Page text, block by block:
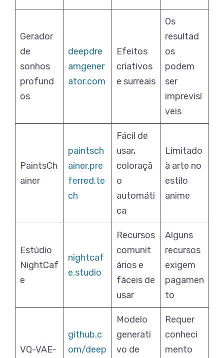
Gerador
de
sonhos
profund
os
deepdre
amgener
ator.com
Efeitos
criativos
e surreais
Os
resultad
os
podem
ser
imprevisí
veis
PaintsCh
ainer
paintsch
ainer.pre
ferred.te
ch
Fácil de
usar,
coloraçã
o
automáti
ca
Limitado
à arte no
estilo
anime
Estúdio
NightCaf
e
nightcaf
e.studio
Recursos
comunit
ários e
fáceis de
usar
Alguns
recursos
exigem
pagamen
to
VQ-VAE-
github.c
om/deep
Modelo
generati
vo de
Requer
conheci
mento